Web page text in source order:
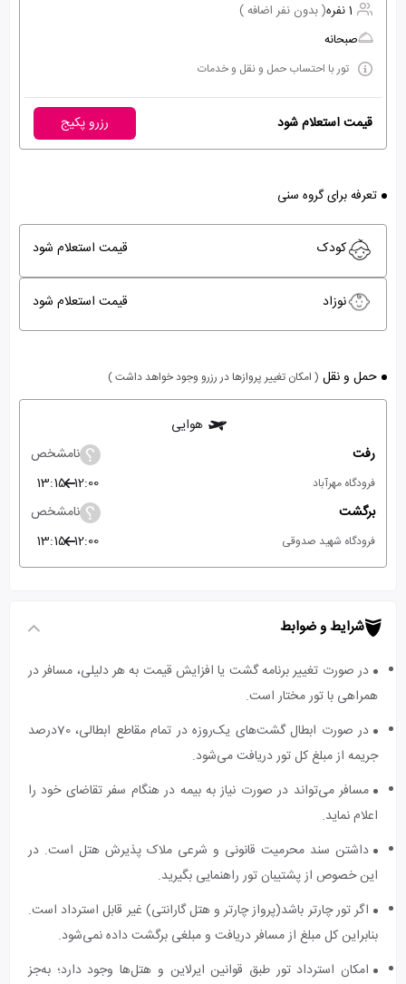
1 نفره
( بدون نفر اضافه )
صبحانه
تور با احتساب حمل و نقل و خدمات
قیمت استعلام شود رزرو پکیج
تعرفه برای گروه سنی
کودک قیمت استعلام شود
نوزاد قیمت استعلام شود
حمل و نقل ( امکان تغییر پروازها در رزرو وجود خواهد داشت )
هوایی
رفت
نامشخص
فرودگاه مهرآباد 12:00
13:15
برگشت
نامشخص
فرودگاه شهید صدوقی 12:00
13:15
شرایط و ضوابط
در صورت تغییر برنامه گشت یا افزایش قیمت به هر دلیلی، مسافر در
همراهی با تور مختار است.
در صورت ابطال گشت‌های یک‌روزه در تمام مقاطع ابطالی، 70درصد
جریمه از مبلغ کل تور دریافت می‌شود.
مسافر می‌تواند در صورت نیاز به بیمه در هنگام سفر تقاضای خود را
اعلام نماید.
داشتن سند محرمیت قانونی و شرعی ملاک پذیرش هتل است. در
این خصوص از پشتیبان تور راهنمایی بگیرید.
اگر تور چارتر باشد(پرواز چارتر و هتل گارانتی) غیر قابل استرداد است.
بنابراین کل مبلغ از مسافر دریافت و مبلغی برگشت داده نمی‌شود.
امکان استرداد تور طبق قوانین ایرلاین و هتل‌ها وجود دارد؛ به‌جز